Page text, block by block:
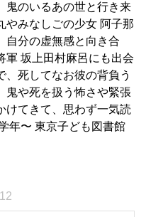
鬼のいるあの世と行き来
やみなしごの少女 阿子那
自分の虚無感と向き合
軍 坂上田村麻呂にも出会
、死してなお彼の背負う
鬼や死を扱う怖さや緊張
けてきて、思わず一気読
年〜 東京子ども図書館